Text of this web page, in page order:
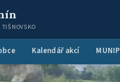
Kalendář akcí